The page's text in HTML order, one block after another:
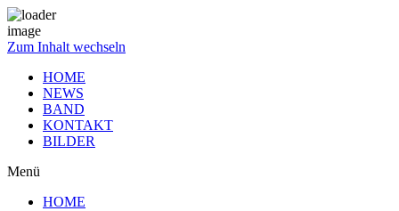
Zum Inhalt wechseln
HOME
NEWS
BAND
KONTAKT
BILDER
Menü
HOME